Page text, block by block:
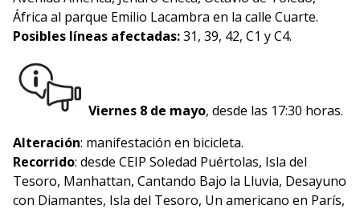
África al parque Emilio Lacambra en la calle Cuarte.
Posibles líneas afectadas:31, 39, 42, C1 y C4.
Viernes 8 de mayo, desde las 17:30 horas.
Alteración: manifestación en bicicleta.
Recorrido: desde CEIP Soledad Puértolas, Isla del
Tesoro, Manhattan, Cantando Bajo la Lluvia, Desayuno
con Diamantes, Isla del Tesoro, Un americano en París,